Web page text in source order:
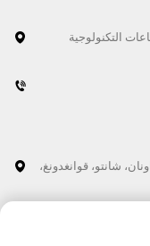
الصناعات التكنولوجية
شانتو، قوانغدونغ،